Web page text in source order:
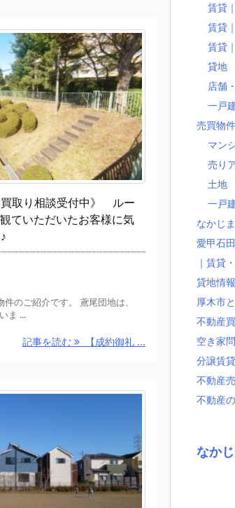
買取り相談受付中》 ルー
ていただいたお客様に気
のご紹介です。 鳶尾団地は、
ま ...
記事を読む 【成約御礼 ...
賃貸
賃貸
賃貸
貸地
店舗
一戸
売買物件
マン
売り
土地
一戸
なかじ
愛甲石
｜賃貸
貸地情
厚木市
不動産
空き家
分譲賃
不動産
不動産
なか